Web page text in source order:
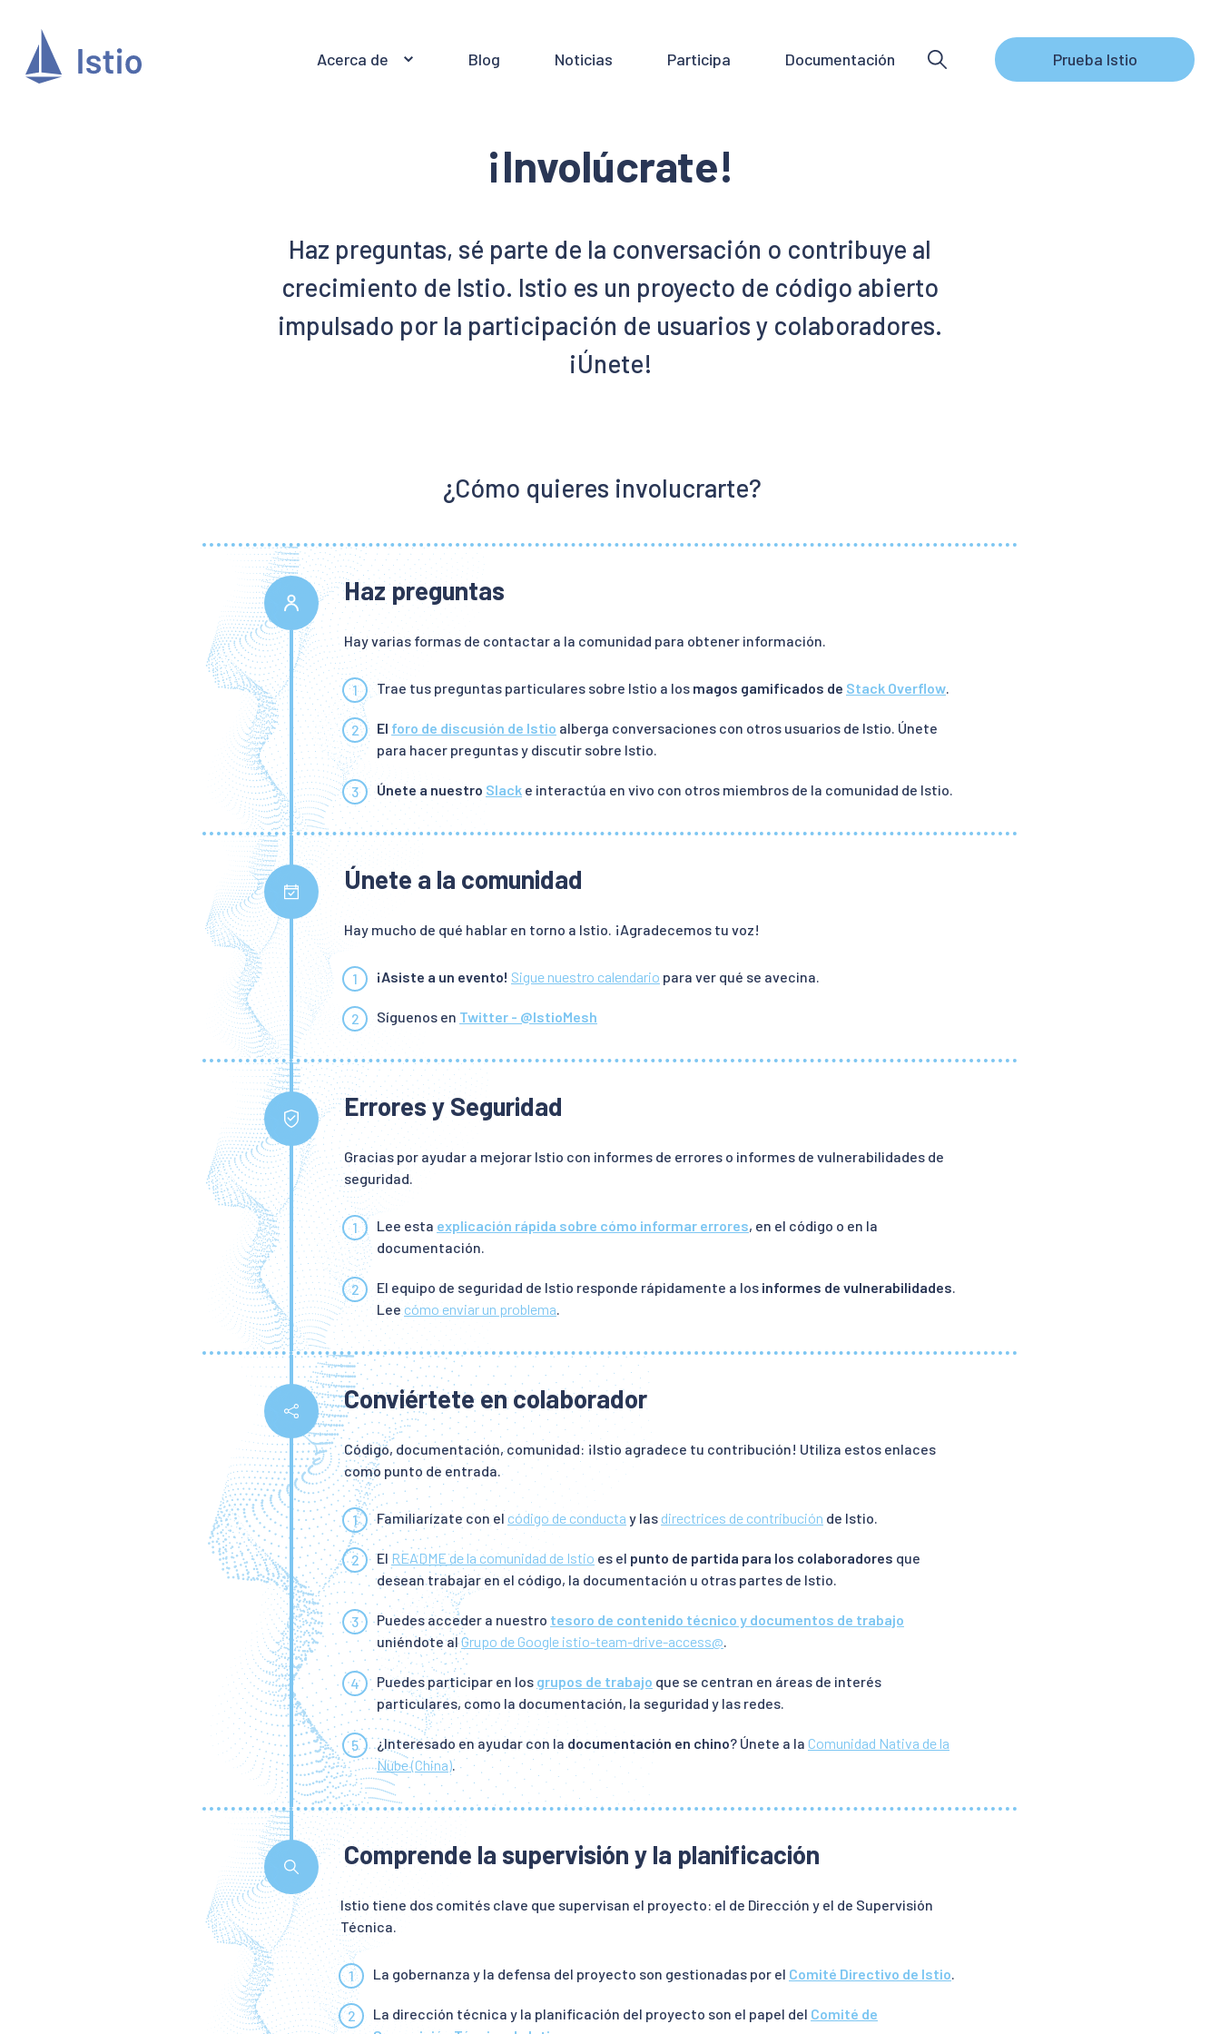
Acerca de Blog Noticias Participa Documentación Prueba Istio
¡Involúcrate!
Haz preguntas, sé parte de la conversación o contribuye al
crecimiento de Istio. Istio es un proyecto de código abierto
impulsado por la participación de usuarios y colaboradores.
¡Únete!
¿Cómo quieres involucrarte?
Haz preguntas
Hay varias formas de contactar a la comunidad para obtener información.
Trae tus preguntas particulares sobre Istio a los magos gamificados de Stack Overflow.
El foro de discusión de Istio alberga conversaciones con otros usuarios de Istio. Únete
para hacer preguntas y discutir sobre Istio.
Únete a nuestro Slack e interactúa en vivo con otros miembros de la comunidad de Istio.
Únete a la comunidad
Hay mucho de qué hablar en torno a Istio. ¡Agradecemos tu voz!
¡Asiste a un evento! Sigue nuestro calendario para ver qué se avecina.
Síguenos en Twitter - @IstioMesh
Errores y Seguridad
Gracias por ayudar a mejorar Istio con informes de errores o informes de vulnerabilidades de
seguridad.
Lee esta explicación rápida sobre cómo informar errores, en el código o en la
documentación.
El equipo de seguridad de Istio responde rápidamente a los informes de vulnerabilidades.
Leecómo enviar un problema.
Conviértete en colaborador
Código, documentación, comunidad: ¡Istio agradece tu contribución! Utiliza estos enlaces
como punto de entrada.
Familiarízate con el código de conducta y las directrices de contribución de Istio.
El README de la comunidad de Istio es el punto de partida para los colaboradores que
desean trabajar en el código, la documentación u otras partes de Istio.
Puedes acceder a nuestro tesoro de contenido técnico y documentos de trabajo
uniéndote alGrupo de Google istio-team-drive-access@.
Puedes participar en los grupos de trabajo que se centran en áreas de interés
particulares, como la documentación, la seguridad y las redes.
¿Interesado en ayudar con la documentación en chino? Únete a la Comunidad Nativa de la
Nube (China).
Comprende la supervisión y la planificación
Istio tiene dos comités clave que supervisan el proyecto: el de Dirección y el de Supervisión
Técnica.
La gobernanza y la defensa del proyecto son gestionadas por el Comité Directivo de Istio.
La dirección técnica y la planificación del proyecto son el papel del Comité de